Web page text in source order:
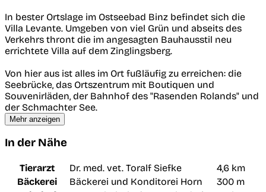
In bester Ortslage im Ostseebad Binz befindet sich die
Villa Levante. Umgeben von viel Grün und abseits des
Verkehrs thront die im angesagten Bauhausstil neu
errichtete Villa auf dem Zinglingsberg.
Von hier aus ist alles im Ort fußläufig zu erreichen: die
Seebrücke, das Ortszentrum mit Boutiquen und
Souvenirläden, der Bahnhof des "Rasenden Rolands" und
der Schmachter See.
Mehr anzeigen
In der Nähe
Tierarzt Dr. med. vet. Toralf Siefke
4,6 km
Bäckerei
Bäckerei und Konditorei Horn
300 m